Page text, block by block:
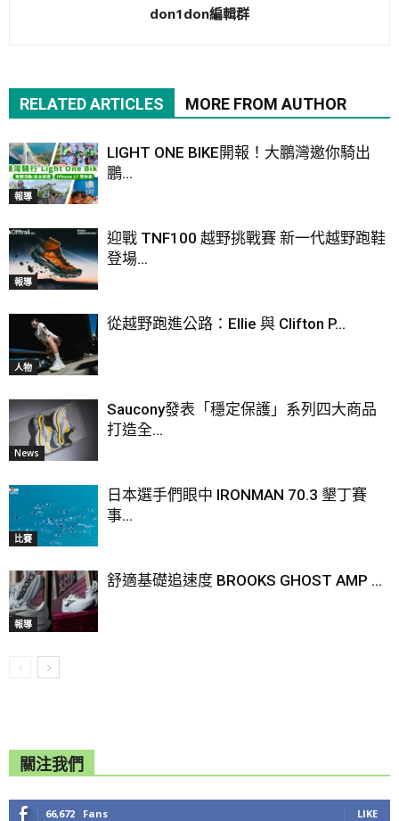
don1don編輯群
RELATED ARTICLES MORE FROM AUTHOR
報導
LIGHT ONE BIKE開報！大鵬灣邀你騎出
鵬...
報導
迎戰 TNF100 越野挑戰賽 新一代越野跑鞋
登場...
人物
從越野跑進公路：Ellie 與 Clifton P...
News
Saucony發表「穩定保護」系列四大商品
打造全...
比賽
日本選手們眼中 IRONMAN 70.3 墾丁賽
事...
報導
舒適基礎追速度 BROOKS GHOST AMP ...
關注我們
66,672 Fans LIKE